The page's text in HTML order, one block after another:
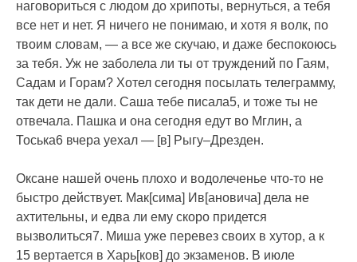
наговориться с людом до хрипоты, вернуться, а тебя
все нет и нет. Я ничего не понимаю, и хотя я волк, по
твоим словам, — а все же скучаю, и даже беспокоюсь
за тебя. Уж не заболела ли ты от труждений по Гаям,
Садам и Горам? Хотел сегодня посылать телеграмму,
так дети не дали. Саша тебе писала5, и тоже ты не
отвечала. Пашка и она сегодня едут во Мглин, а
Тоська6 вчера уехал — [в] Рыгу–Дрезден.
Оксане нашей очень плохо и водолеченье что-то не
быстро действует. Мак[сима] Ив[ановича] дела не
ахтительны, и едва ли ему скоро придется
вызволиться7. Миша уже перевез своих в хутор, а к
15 вертается в Харь[ков] до экзаменов. В июле